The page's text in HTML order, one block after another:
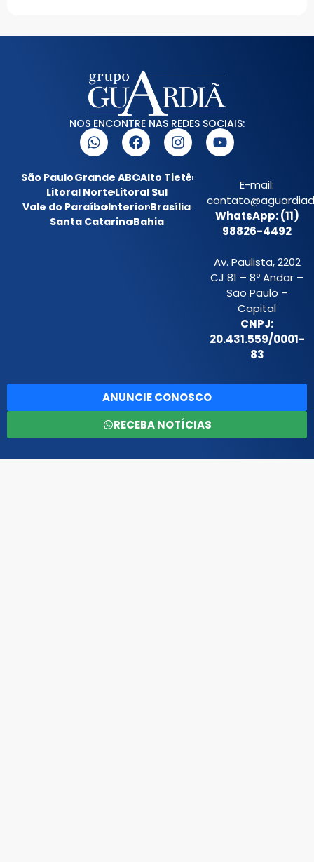
NOS ENCONTRE NAS REDES SOCIAIS:
São PauloGrande ABCAlto Tietê
Litoral NorteLitoral Sul
Vale do ParaíbaInteriorBrasília
Santa CatarinaBahia
E-mail:
WhatsApp: (11)
98826-4492
Av. Paulista, 2202
CJ 81 – 8º Andar –
São Paulo –
Capital
CNPJ:
20.431.559/0001-
83
ANUNCIE CONOSCO
RECEBA NOTÍCIAS